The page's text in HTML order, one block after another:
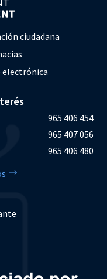
ciudadana
electrónica
965 406 454
965 407 056
965 406 480